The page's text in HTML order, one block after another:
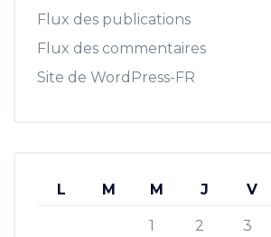
Flux des publications
Flux des commentaires
Site de WordPress-FR
L M M J V
1 2 3